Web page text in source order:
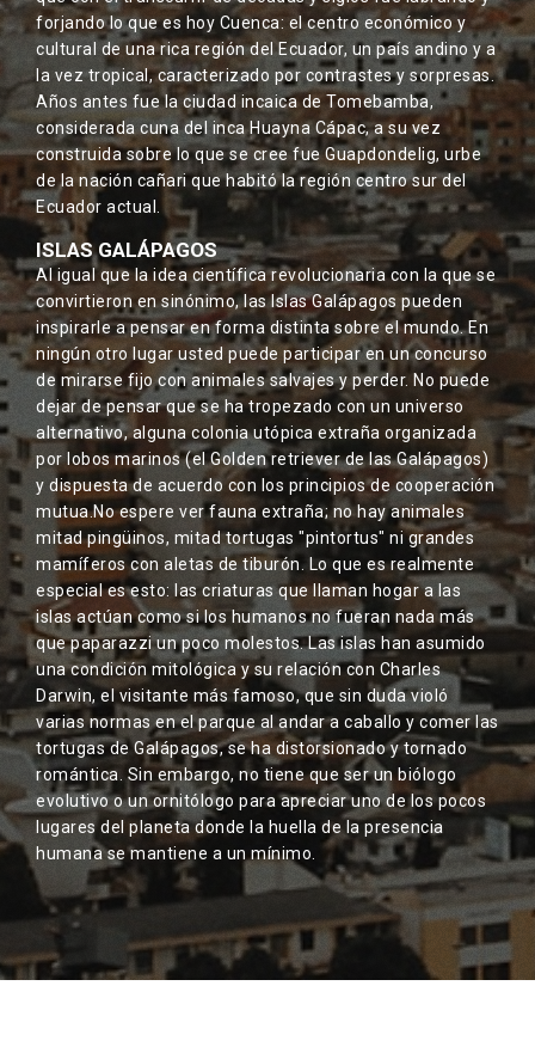
forjando lo que es hoy Cuenca: el centro económico y
cultural de una rica región del Ecuador, un país andino y a
la vez tropical, caracterizado por contrastes y sorpresas.
Años antes fue la ciudad incaica de Tomebamba,
considerada cuna del inca Huayna Cápac, a su vez
construida sobre lo que se cree fue Guapdondelig, urbe
de la nación cañari que habitó la región centro sur del
Ecuador actual.
ISLAS GALÁPAGOS
Al igual que la idea científica revolucionaria con la que se
convirtieron en sinónimo, las Islas Galápagos pueden
inspirarle a pensar en forma distinta sobre el mundo. En
ningún otro lugar usted puede participar en un concurso
de mirarse fijo con animales salvajes y perder. No puede
dejar de pensar que se ha tropezado con un universo
alternativo, alguna colonia utópica extraña organizada
por lobos marinos (el Golden retriever de las Galápagos)
y dispuesta de acuerdo con los principios de cooperación
mutua.No espere ver fauna extraña; no hay animales
mitad pingüinos, mitad tortugas "pintortus" ni grandes
mamíferos con aletas de tiburón. Lo que es realmente
especial es esto: las criaturas que llaman hogar a las
islas actúan como si los humanos no fueran nada más
que paparazzi un poco molestos. Las islas han asumido
una condición mitológica y su relación con Charles
Darwin, el visitante más famoso, que sin duda violó
varias normas en el parque al andar a caballo y comer las
tortugas de Galápagos, se ha distorsionado y tornado
romántica. Sin embargo, no tiene que ser un biólogo
evolutivo o un ornitólogo para apreciar uno de los pocos
lugares del planeta donde la huella de la presencia
humana se mantiene a un mínimo.